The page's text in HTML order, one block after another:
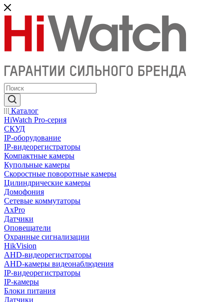
Каталог
HiWatch Pro-серия
CКУД
IP-оборудование
IP-видеорегистраторы
Компактные камеры
Купольные камеры
Скоростные поворотные камеры
Цилиндрические камеры
Домофония
Сетевые коммутаторы
AxPro
Датчики
Оповещатели
Охранные сигнализации
HikVision
AHD-видеорегистраторы
AHD-камеры видеонаблюдения
IP-видеорегистраторы
IP-камеры
Блоки питания
Датчики